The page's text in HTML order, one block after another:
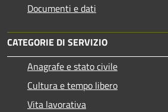
Documenti e dati
CATEGORIE DI SERVIZIO
Anagrafe e stato civile
Cultura e tempo libero
Vita lavorativa